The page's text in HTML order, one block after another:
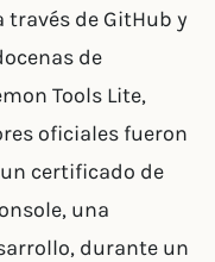
de GitHub y
de
Tools Lite,
oficiales fueron
certificado de
una
durante un